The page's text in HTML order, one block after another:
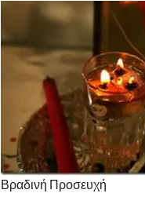
Βραδινή Προσευχή